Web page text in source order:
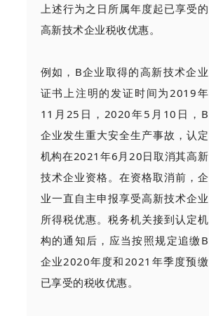
上述行为之日所属年度起已享受的
高新技术企业税收优惠。
例如，B企业取得的高新技术企业
证书上注明的发证时间为2019年
11月25日，2020年5月10日，B
企业发生重大安全生产事故，认定
机构在2021年6月20日取消其高新
技术企业资格。在资格取消前，企
业一直自主申报享受高新技术企业
所得税优惠。税务机关接到认定机
构的通知后，应当按照规定追缴B
企业2020年度和2021年季度预缴
已享受的税收优惠。